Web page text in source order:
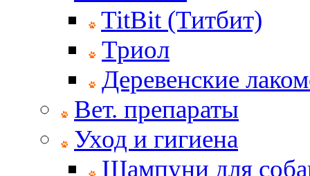
TitBit (Титбит)
Триол
Деревенские
Вет. препараты
Уход и гигиена
Шампуни для